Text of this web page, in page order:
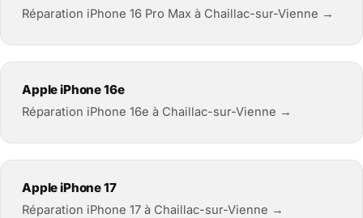
Réparation iPhone 16 Pro Max à Chaillac-sur-Vienne →
Apple iPhone 16e
Réparation iPhone 16e à Chaillac-sur-Vienne →
Apple iPhone 17
Réparation iPhone 17 à Chaillac-sur-Vienne →